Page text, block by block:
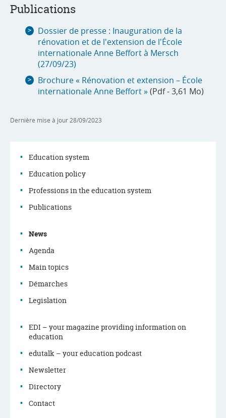
Publications
Dossier de presse : Inauguration de la
rénovation et de l'extension de l'École
internationale Anne Beffort à Mersch
(27/09/23)
Brochure « Rénovation et extension – École
internationale Anne Beffort »(Pdf - 3,61 Mo)
Dernière mise à jour 28/09/2023
Navigation
menu
Education system
Education policy
Professions in the education system
Publications
News
Agenda
Main topics
Démarches
Legislation
EDI – your magazine providing information on
education
edutalk – your education podcast
Newsletter
Directory
Contact